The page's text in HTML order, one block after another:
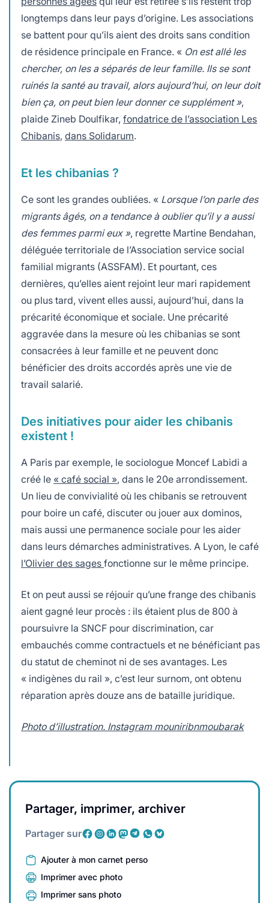
longtemps dans leur pays d’origine. Les associations
se battent pour qu’ils aient des droits sans condition
de résidence principale en France. « On est allé les
chercher, on les a séparés de leur famille. Ils se sont
ruinés la santé au travail, alors aujourd’hui, on leur doit
bien ça, on peut bien leur donner ce supplément »,
plaide Zineb Doulfikar, fondatrice de l’association Les
Chibanis, dans Solidarum.
Et les chibanias ?
Ce sont les grandes oubliées. « Lorsque l’on parle des
migrants âgés, on a tendance à oublier qu’il y a aussi
des femmes parmi eux », regrette Martine Bendahan,
déléguée territoriale de l’Association service social
familial migrants (ASSFAM). Et pourtant, ces
dernières, qu’elles aient rejoint leur mari rapidement
ou plus tard, vivent elles aussi, aujourd’hui, dans la
précarité économique et sociale. Une précarité
aggravée dans la mesure où les chibanias se sont
consacrées à leur famille et ne peuvent donc
bénéficier des droits accordés après une vie de
travail salarié.
Des initiatives pour aider les chibanis
existent !
A Paris par exemple, le sociologue Moncef Labidi a
créé le « café social », dans le 20e arrondissement.
Un lieu de convivialité où les chibanis se retrouvent
pour boire un café, discuter ou jouer aux dominos,
mais aussi une permanence sociale pour les aider
dans leurs démarches administratives. A Lyon, le café
l’Olivier des sages fonctionne sur le même principe.
Et on peut aussi se réjouir qu’une frange des chibanis
aient gagné leur procès : ils étaient plus de 800 à
poursuivre la SNCF pour discrimination, car
embauchés comme contractuels et ne bénéficiant pas
du statut de cheminot ni de ses avantages. Les
« indigènes du rail », c’est leur surnom, ont obtenu
réparation après douze ans de bataille juridique.
Photo d’illustration. Instagram mouniribnmoubarak
Partager, imprimer, archiver
Partager sur
Ajouter à mon carnet perso
Imprimer avec photo
Imprimer sans photo